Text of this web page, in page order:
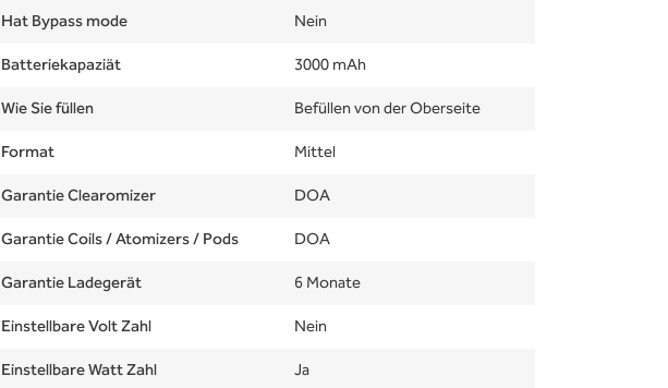
Hat Bypass mode
Nein
Batteriekapaziät
3000 mAh
Wie Sie füllen
Befüllen von der Oberseite
Format
Mittel
Garantie Clearomizer
DOA
Garantie Coils / Atomizers / Pods
DOA
Garantie Ladegerät
6 Monate
Einstellbare Volt Zahl
Nein
Einstellbare Watt Zahl
Ja